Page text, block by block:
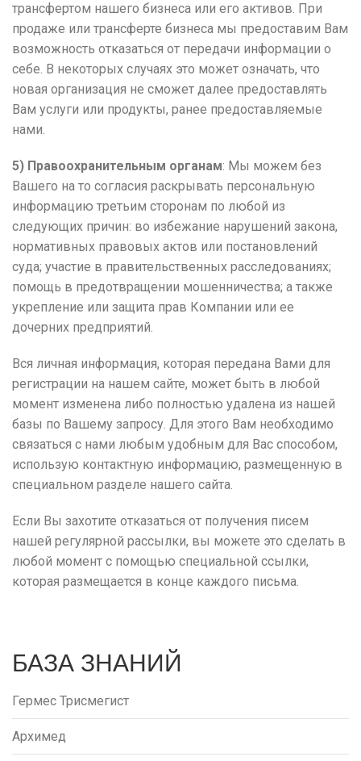
трансфертом нашего бизнеса или его активов. При
продаже или трансферте бизнеса мы предоставим Вам
возможность отказаться от передачи информации о
себе. В некоторых случаях это может означать, что
новая организация не сможет далее предоставлять
Вам услуги или продукты, ранее предоставляемые
нами.
5) Правоохранительным органам: Мы можем без
Вашего на то согласия раскрывать персональную
информацию третьим сторонам по любой из
следующих причин: во избежание нарушений закона,
нормативных правовых актов или постановлений
суда; участие в правительственных расследованиях;
помощь в предотвращении мошенничества; а также
укрепление или защита прав Компании или ее
дочерних предприятий.
Вся личная информация, которая передана Вами для
регистрации на нашем сайте, может быть в любой
момент изменена либо полностью удалена из нашей
базы по Вашему запросу. Для этого Вам необходимо
связаться с нами любым удобным для Вас способом,
использую контактную информацию, размещенную в
специальном разделе нашего сайта.
Если Вы захотите отказаться от получения писем
нашей регулярной рассылки, вы можете это сделать в
любой момент с помощью специальной ссылки,
которая размещается в конце каждого письма.
БАЗА ЗНАНИЙ
Гермес Трисмегист
Архимед